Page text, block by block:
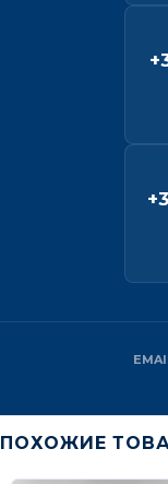
ПОХОЖИЕ